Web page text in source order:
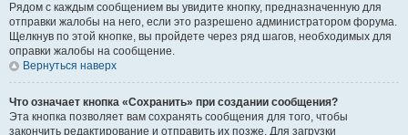
Рядом с каждым сообщением вы увидите кнопку, предназначенную для
отправки жалобы на него, если это разрешено администратором форума.
Щелкнув по этой кнопке, вы пройдете через ряд шагов, необходимых для
оправки жалобы на сообщение.
Вернуться наверх
Что означает кнопка «Сохранить» при создании сообщения?
Эта кнопка позволяет вам сохранять сообщения для того, чтобы
закончить редактирование и отправить их позже. Для загрузки